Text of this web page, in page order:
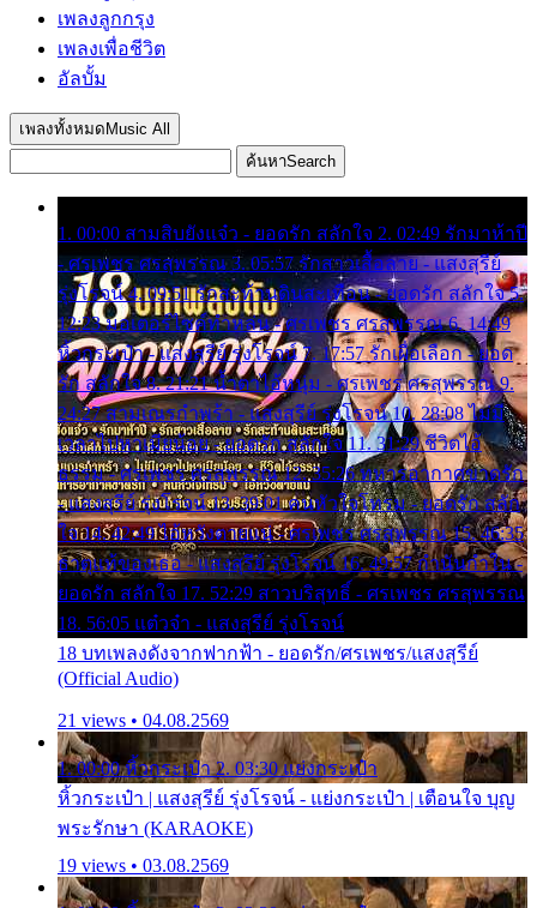
เพลงลูกกรุง
เพลงเพื่อชีวิต
อัลบั้ม
เพลงทั้งหมด Music All
ค้นหาSearch
1. 00:00 สามสิบยังแจ๋ว - ยอดรัก สลักใจ 2. 02:49 รักมาห้าปี
- ศรเพชร ศรสุพรรณ 3. 05:57 รักสาวเสื้อลาย - แสงสุรีย์
รุ่งโรจน์ 4. 09:51 รักสะท้านดินสะเทือน - ยอดรัก สลักใจ 5.
12:23 มอเตอร์ไซค์ทำหล่น - ศรเพชร ศรสุพรรณ 6. 14:49
หิ้วกระเป๋า - แสงสุรีย์ รุ่งโรจน์ 7. 17:57 รักเผื่อเลือก - ยอด
รัก สลักใจ 8. 21:21 น้ำตาไอ้หนุ่ม - ศรเพชร ศรสุพรรณ 9.
24:27 สามเณรกำพร้า - แสงสุรีย์ รุ่งโรจน์ 10. 28:08 ไม่มี
เวลาไปหาเมียน้อย - ยอดรัก สลักใจ 11. 31:29 ชีวิตไอ้
ธรรม - ศรเพชร ศรสุพรรณ 12. 35:26 ทหารอากาศขาดรัก
- แสงสุรีย์ รุ่งโรจน์ 13. 39:01 คนหัวใจโทรม - ยอดรัก สลัก
ใจ 14. 42:49 ไอ้หวังตายแน่ - ศรเพชร ศรสุพรรณ 15. 46:35
ธาตุแท้ของเธอ - แสงสุรีย์ รุ่งโรจน์ 16. 49:57 กำนันกำใน -
ยอดรัก สลักใจ 17. 52:29 สาวบริสุทธิ์ - ศรเพชร ศรสุพรรณ
18. 56:05 แต๋วจ๋า - แสงสุรีย์ รุ่งโรจน์
18 บทเพลงดังจากฟากฟ้า - ยอดรัก/ศรเพชร/แสงสุรีย์
(Official Audio)
21 views • 04.08.2569
1. 00:00 หิ้วกระเป๋า 2. 03:30 แย่งกระเป๋า
หิ้วกระเป๋า | แสงสุรีย์ รุ่งโรจน์ - แย่งกระเป๋า | เตือนใจ บุญ
พระรักษา (KARAOKE)
19 views • 03.08.2569